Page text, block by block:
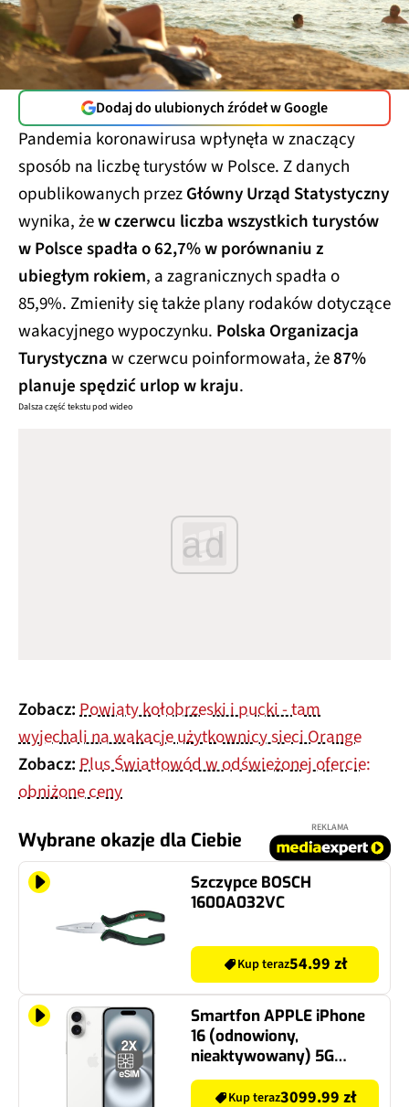
Dodaj do ulubionych źródeł w Google
Pandemia koronawirusa wpłynęła w znaczący
sposób na liczbę turystów w Polsce. Z danych
opublikowanych przezGłówny Urząd Statystyczny
wynika, żew czerwcu liczba wszystkich turystów
w Polsce spadła o 62,7% w porównaniu z
ubiegłym rokiem, a zagranicznych spadła o
85,9%. Zmieniły się także plany rodaków dotyczące
wakacyjnego wypoczynku. Polska Organizacja
Turystycznaw czerwcu poinformowała, że87%
planuje spędzić urlop w kraju.
Dalsza część tekstu pod wideo
ad
Zobacz: Powiaty kołobrzeski i pucki - tam
wyjechali na wakacje użytkownicy sieci Orange
Zobacz: Plus Światłowód w odświeżonej ofercie:
obniżone ceny
Wybrane okazje dla Ciebie
REKLAMA
Szczypce BOSCH
1600A032VC
Kup teraz54.99 zł
Smartfon APPLE iPhone
16 (odnowiony,
nieaktywowany) 5G
eSIMKup teraz3099.99 zł